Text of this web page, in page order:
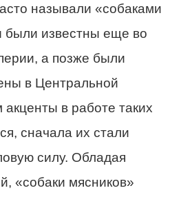
называли «собаками
были известны еще во
а позже были
в Центральной
в работе таких
сначала их стали
силу. Обладая
«собаки мясников»